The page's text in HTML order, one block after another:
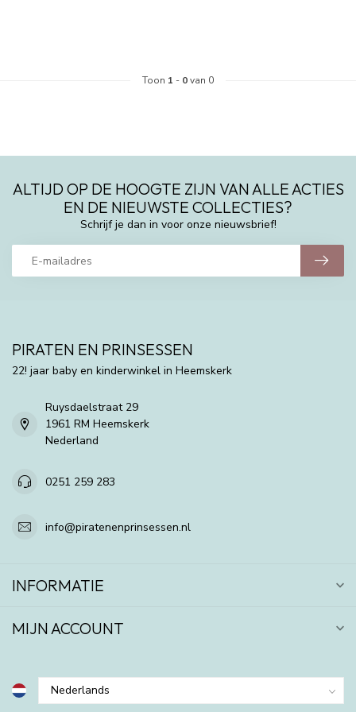
Toon 1 - 0van 0
ALTIJD OP DE HOOGTE ZIJN VAN ALLE ACTIES
EN DE NIEUWSTE COLLECTIES?
Schrijf je dan in voor onze nieuwsbrief!
PIRATEN EN PRINSESSEN
22! jaar baby en kinderwinkel in Heemskerk
Ruysdaelstraat 29
1961 RM Heemskerk
Nederland
0251 259 283
info@piratenenprinsessen.nl
INFORMATIE
MIJN ACCOUNT